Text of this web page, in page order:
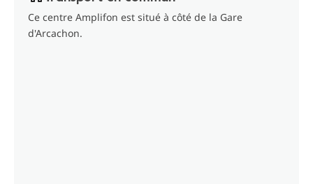
Ce centre Amplifon est situé à côté de la Gare
d'Arcachon.